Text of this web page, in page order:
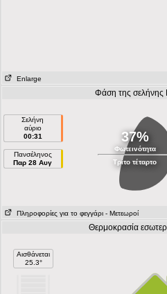
Enlarge
Φάση της σελήνης
Σελήνη
αύριο
00:31
Πανσέληνος
Παρ 28 Αυγ
37%
Φωτεινότητα
Τρίτο τέταρτο
Πληροφορίες για το φεγγάρι - Μετεωροί
Θερμοκρασία
Αισθάνεται
25.3°